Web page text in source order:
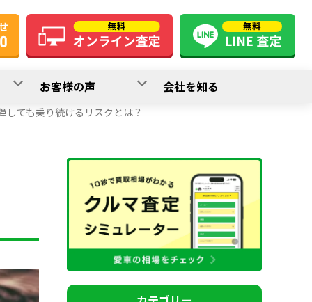
お客様の声 会社を知る
しても乗り続けるリスクとは？